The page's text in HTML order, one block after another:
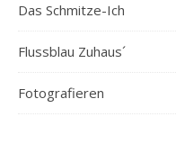
Das Schmitze-Ich
Flussblau Zuhaus´
Fotografieren